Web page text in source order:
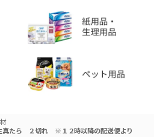
たら ２切れ ※１２時以降の配送便より